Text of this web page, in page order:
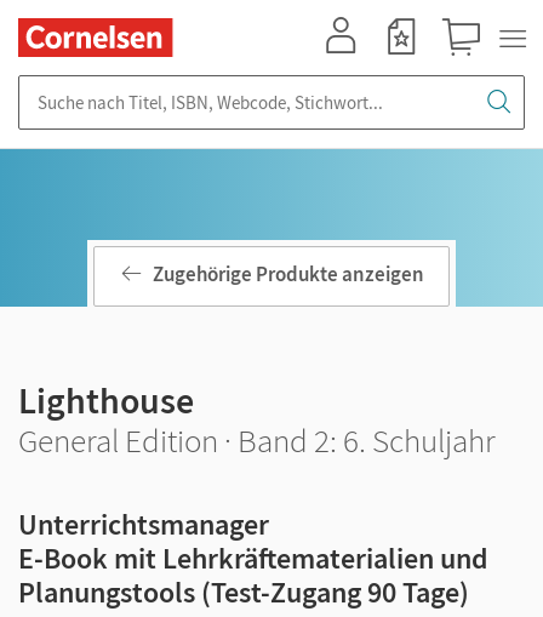
Zugehörige Produkte anzeigen
Lighthouse
General Edition · Band 2: 6. Schuljahr
Unterrichtsmanager
E-Book mit Lehrkräftematerialien und
Planungstools (Test-Zugang 90 Tage)